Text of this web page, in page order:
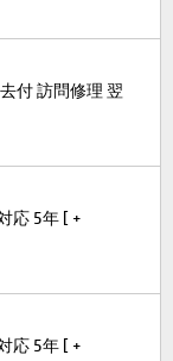
付 訪問修理 翌
応 5年 [ +
応 5年 [ +